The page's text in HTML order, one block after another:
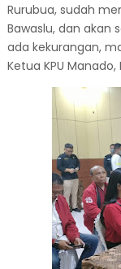
Rurubua, sudah
Bawaslu, dan akan
ada kekurangan,
Ketua KPU